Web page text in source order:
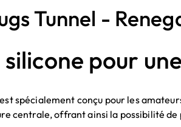
Tunnel -
pour
spécialement conçu pour les
centrale, offrant ainsi la possibilité de